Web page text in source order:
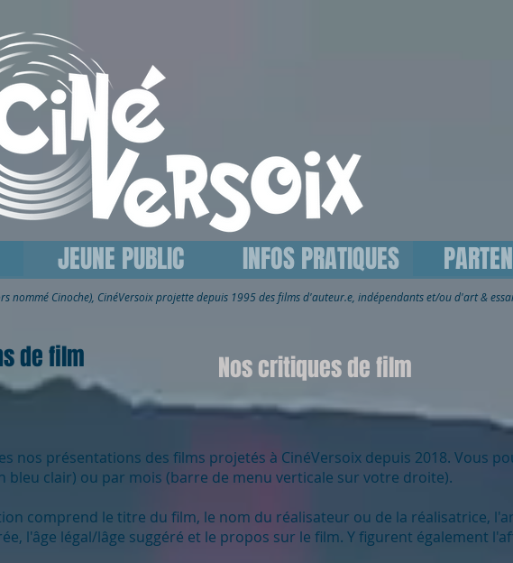
JEUNE PUBLIC INFOS PRATIQUES
de film Nos critiques de film
nos présentations des films projetés à CinéVersoix depuis 2018. Vous
bleu clair) ou par mois (barre de menu verticale sur votre droite).
comprend le titre du film, le nom du réalisateur ou de la réalisatrice,
l'âge légal/lâge suggéré et le propos sur le film. Y figurent également
nommé Cinoche), CinéVersoixprojette depuis 1995 des films d'auteur.e, indépendants et/ou d'art &